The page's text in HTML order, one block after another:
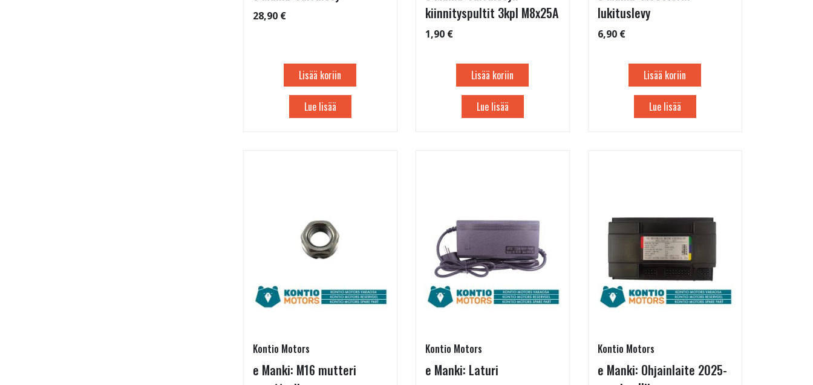
28,90 €
Lisää koriin
Lue lisää
kiinnityspultit 3kpl M8x25A
1,90 €
Lisää koriin
Lue lisää
lukituslevy
6,90 €
Lisää koriin
Lue lisää
Kontio Motors
e Manki: M16 mutteri
Kontio Motors
e Manki: Laturi
Kontio Motors
e Manki: Ohjainlaite 2025-